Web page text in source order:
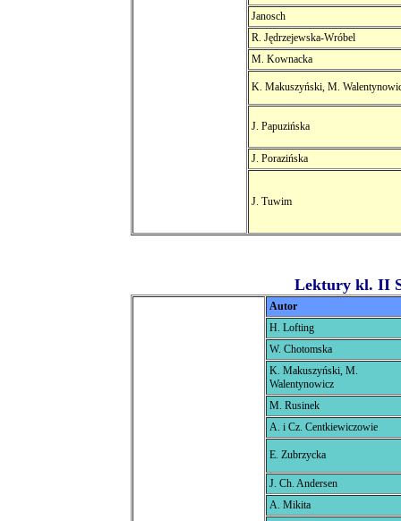
Janosch
R. Jędrzejewska-Wróbel
M. Kownacka
K. Makuszyński, M.
J. Papuzińska
J. Porazińska
J. Tuwim
Lektury kl. II
Autor
H. Lofting
W. Chotomska
K. Makuszyński, M.
Walentynowicz
M. Rusinek
A. i Cz. Centkiewiczowie
E. Zubrzycka
J. Ch. Andersen
A. Mikita